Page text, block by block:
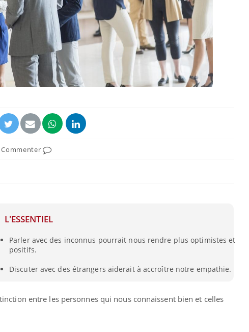
Commenter
L'ESSENTIEL
Parler avec des inconnus pourrait nous rendre plus optimistes et
positifs.
Discuter avec des étrangers aiderait à accroître notre empathie.
entre les personnes qui nous connaissent bien et celles
Chikungunya, dengue,
West Nile : que se passe-
France ?
protègent-ils aussi les os
?
La sieste empêche-t-elle
tous les jours se profile-t-
elle enfin ?